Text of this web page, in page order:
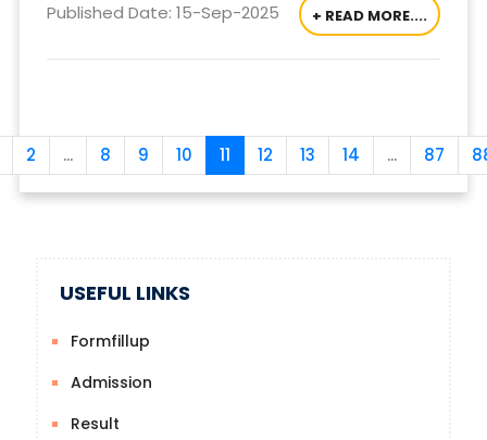
Published Date: 15-Sep-2025 + READ MORE....
2 ... 8 9 10 11 12 13 14 ... 87
USEFUL LINKS
Formfillup
Admission
Result